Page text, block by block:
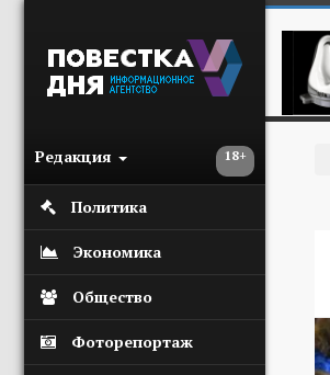
18+
Редакция
Политика
Экономика
Общество
Фоторепортаж